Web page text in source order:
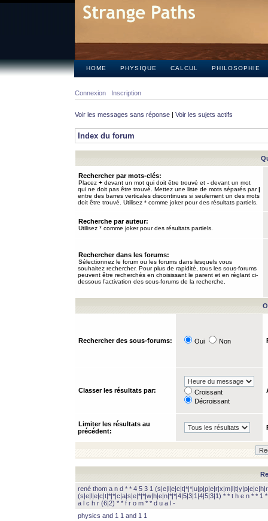
HOME PHYSIQUE CALCUL PHILOSOPHIE
Connexion Inscription
Voir les messages sans réponse | Voir les sujets actifs
Index du forum
Rechercher par mots-clés:
Placez + devant un mot qui doit être trouvé et - devant un mot
qui ne doit pas être trouvé. Mettez une liste de mots séparés par|
entre des barres verticales discontinues si seulement un des mots
doit être trouvé. Utilisez * comme joker pour des résultats partiels.
Recherche par auteur:
Utilisez * comme joker pour des résultats partiels.
Rechercher dans les forums:
Sélectionnez le forum ou les forums dans lesquels vous
souhaitez rechercher. Pour plus de rapidité, tous les sous-forums
peuvent être recherchés en choisissant le parent et en réglant ci-
dessous l’activation des sous-forums de la recherche.
Rechercher des sous-forums: Oui Non
Classer les résultats par:
Croissant
Décroissant
Limiter les résultats au
précédent:
rené thom a n d * * 4 5 3 1
(s|e|l|e|c|t|*|*|c|a|s|e|*|*|w|h|e|n|*|*|4|5|3|1|4|5|3|1) * * t h e n * * 1
a l c h r (6|2) * * f r o m * * d u a l -
physics and 1 1 and 1 1